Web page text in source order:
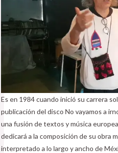
Es en 1984 cuando inició su carrera
publicación del disco No vayamos a
una fusión de textos y música
dedicará a la composición de su obra
interpretado a lo largo y ancho de